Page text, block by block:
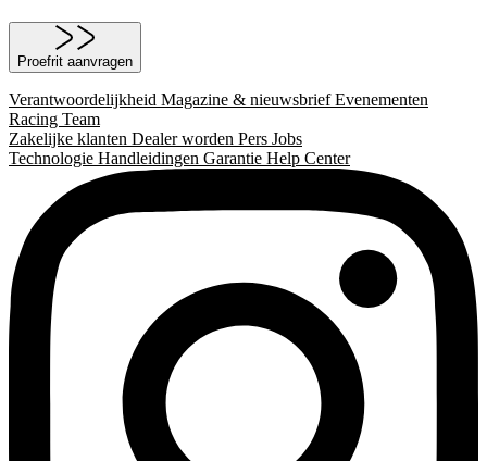
Proefrit aanvragen
Verantwoordelijkheid Magazine & nieuwsbriefEvenementen
Racing Team
Zakelijke klanten Dealer worden Pers Jobs
Technologie Handleidingen Garantie Help Center